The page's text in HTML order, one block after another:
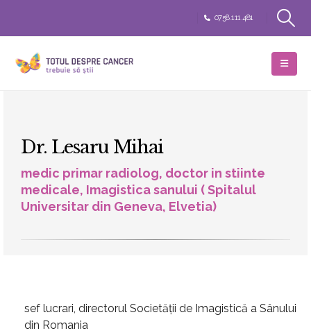
0758.111.481
Dr. Lesaru Mihai
medic primar radiolog, doctor in stiinte
medicale, Imagistica sanului ( Spitalul
Universitar din Geneva, Elvetia)
sef lucrari, directorul Societăţii de Imagistică a Sânului
din Romania